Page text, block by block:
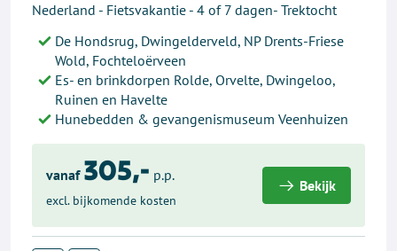
Nederland - Fietsvakantie - 4 of 7 dagen- Trektocht
De Hondsrug, Dwingelderveld, NP Drents-Friese
Wold, Fochteloërveen
Es- en brinkdorpen Rolde, Orvelte, Dwingeloo,
Ruinen en Havelte
Hunebedden & gevangenismuseum Veenhuizen
vanaf 305,- p.p.
excl. bijkomende kosten
Bekijk